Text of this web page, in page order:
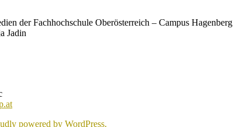
der Fachhochschule Oberösterreich – Campus Hagenberg
Jadin
powered by WordPress.